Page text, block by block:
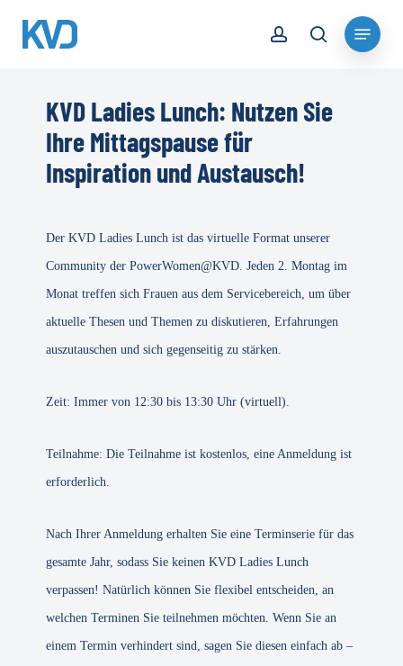
search
Menu
KVD Ladies Lunch: Nutzen Sie
Ihre Mittagspause für
Inspiration und Austausch!
Der KVD Ladies Lunch ist das virtuelle Format unserer
Community der PowerWomen@KVD. Jeden 2. Montag im
Monat treffen sich Frauen aus dem Servicebereich, um über
aktuelle Thesen und Themen zu diskutieren, Erfahrungen
auszutauschen und sich gegenseitig zu stärken.
Zeit: Immer von 12:30 bis 13:30 Uhr (virtuell).
Teilnahme: Die Teilnahme ist kostenlos, eine Anmeldung ist
erforderlich.
Nach Ihrer Anmeldung erhalten Sie eine Terminserie für das
gesamte Jahr, sodass Sie keinen KVD Ladies Lunch
verpassen! Natürlich können Sie flexibel entscheiden, an
welchen Terminen Sie teilnehmen möchten. Wenn Sie an
einem Termin verhindert sind, sagen Sie diesen einfach ab –
Close